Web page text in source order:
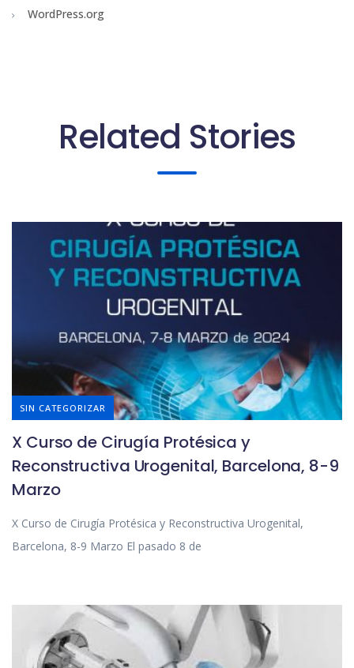
WordPress.org
Related Stories
SIN CATEGORIZAR
X Curso de Cirugía Protésica y
Reconstructiva Urogenital, Barcelona, 8-9
Marzo
X Curso de Cirugía Protésica y Reconstructiva Urogenital,
Barcelona, 8-9 Marzo El pasado 8 de